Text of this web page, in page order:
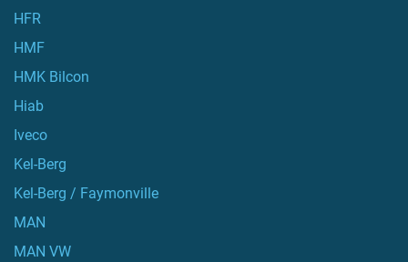
HFR
HMF
HMK Bilcon
Hiab
Iveco
Kel-Berg
Kel-Berg / Faymonville
MAN
MAN VW